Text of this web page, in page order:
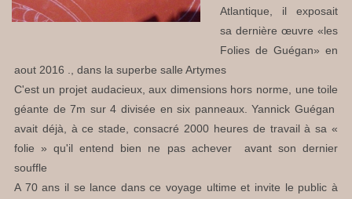
Atlantique, il exposait
sa dernière œuvre «les
Folies de Guégan» en
aout 2016 ., dans la superbe salle Artymes
C'est un projet audacieux, aux dimensions hors norme, une toile
géante de 7m sur 4 divisée en six panneaux. Yannick Guégan
avait déjà, à ce stade, consacré 2000 heures de travail à sa «
folie » qu'il entend bien ne pas achever avant son dernier
souffle
A 70 ans il se lance dans ce voyage ultime et invite le public à